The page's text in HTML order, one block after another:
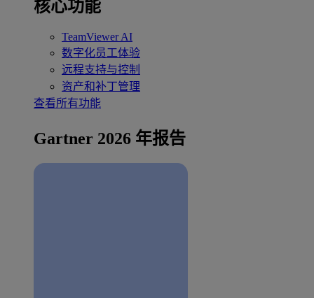
核心功能
TeamViewer AI
数字化员工体验
远程支持与控制
资产和补丁管理
查看所有功能
Gartner 2026 年报告